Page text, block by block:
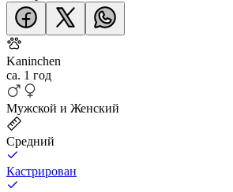
Kaninchen
ca. 1 год
Мужской и Женский
Средний
Кастрирован